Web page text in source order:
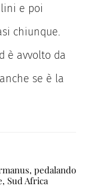
e poi
chiunque.
è avvolto da
se è la
pedalando
Sud Africa